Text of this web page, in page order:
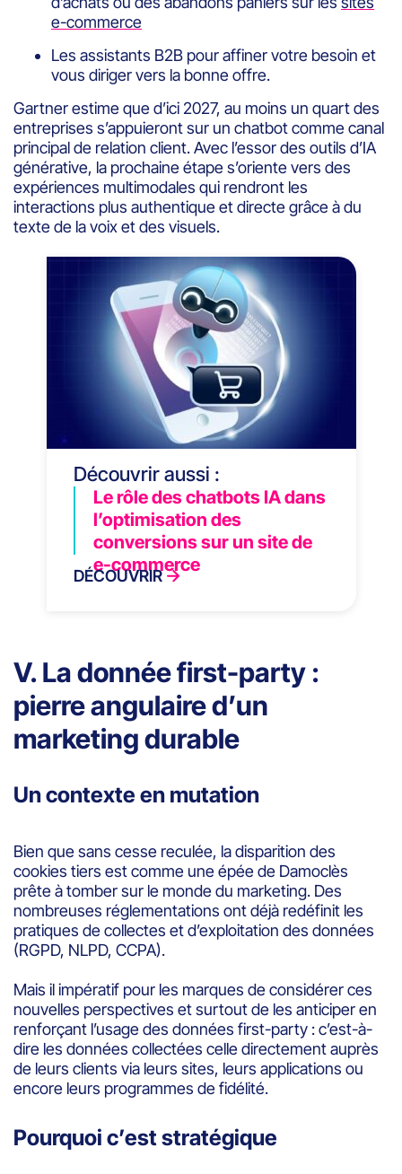
e-commerce
Les assistants B2B pour affiner votre besoin et
vous diriger vers la bonne offre.
Gartner estime que d’ici 2027, au moins un quart des
entreprises s’appuieront sur un chatbot comme canal
principal de relation client. Avec l’essor des outils d’IA
générative, la prochaine étape s’oriente vers des
expériences multimodales qui rendront les
interactions plus authentique et directe grâce à du
texte de la voix et des visuels.
Découvrir aussi :
Le rôle des chatbots IA dans
l’optimisation des
conversions sur un site de
e-commerce
DÉCOUVRIR
V. La donnée first-party :
pierre angulaire d’un
marketing durable
Un contexte en mutation
Bien que sans cesse reculée, la disparition des
cookies tiers est comme une épée de Damoclès
prête à tomber sur le monde du marketing. Des
nombreuses réglementations ont déjà redéfinit les
pratiques de collectes et d’exploitation des données
(RGPD, NLPD, CCPA).
Mais il impératif pour les marques de considérer ces
nouvelles perspectives et surtout de les anticiper en
renforçant l’usage des données first-party : c’est-à-
dire les données collectées celle directement auprès
de leurs clients via leurs sites, leurs applications ou
encore leurs programmes de fidélité.
Pourquoi c’est stratégique